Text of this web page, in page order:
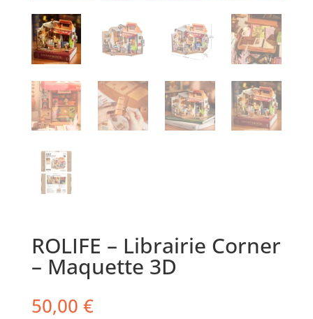
ROLIFE – Librairie Corner
– Maquette 3D
50,00 €